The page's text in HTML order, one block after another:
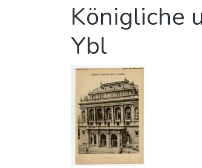
Königliche
Ybl